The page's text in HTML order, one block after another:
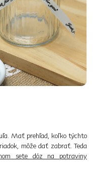
Mať prehľad, koľko týchto
môže dať zabrať. Teda
sete dóz na potraviny